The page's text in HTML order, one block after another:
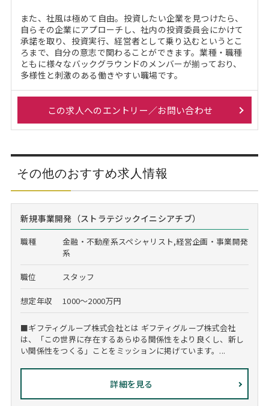
また、社風は極めて自由。投資したい企業を見つけたら、
自らその企業にアプローチし、社内の投資委員会にかけて
承諾を取り、投資実行、経営者として乗り込むというとこ
ろまで、自分の意志で関わることができます。業種・職種
ともに様々なバックグラウンドのメンバーが揃っており、
多様性と刺激のある働きやすい職場です。
この求人へのエントリー／お問い合わせ
その他のおすすめ求人情報
新規事業開発（ストラテジックイニシアチブ）
職種
金融・不動産系スペシャリスト,経営企画・事業開発
系
職位 スタッフ
想定年収 1000～2000万円
■ギフティグループ株式会社とは ギフティグループ株式会社
は、「この世界に存在するあらゆる関係性をより良くし、新し
い関係性をつくる」ことをミッションに掲げています。...
詳細を見る